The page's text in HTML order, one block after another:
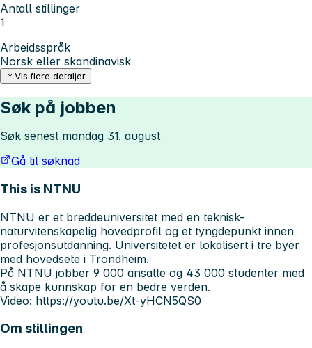
Antall stillinger
1
Arbeidsspråk
Norsk eller skandinavisk
Vis flere detaljer
Søk på jobben
Søk senest mandag 31. august
Gå til søknad
This is NTNU
NTNU er et breddeuniversitet med en teknisk-
naturvitenskapelig hovedprofil og et tyngdepunkt innen
profesjonsutdanning. Universitetet er lokalisert i tre byer
med hovedsete i Trondheim.
På NTNU jobber 9 000 ansatte og 43 000 studenter med
å skape kunnskap for en bedre verden.
Video: https://youtu.be/Xt-yHCN5QS0
Om stillingen